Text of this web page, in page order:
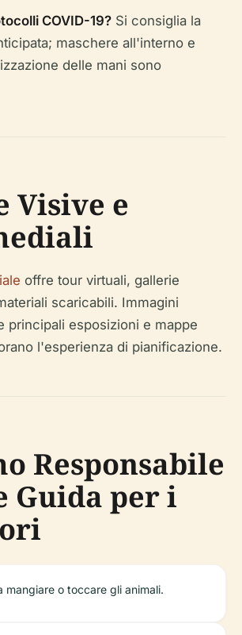
COVID-19? Si consiglia la
maschere all'interno e
delle mani sono
Visive e
offre tour virtuali, gallerie
scaricabili. Immagini
principali esposizioni e mappe
l'esperienza di pianificazione.
Responsabile
Guida per i
mangiare o toccare gli animali.